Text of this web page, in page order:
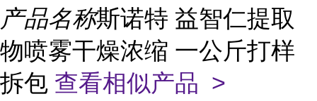
产品名称斯诺特 益智仁提取
物喷雾干燥浓缩 一公斤打样
拆包 查看相似产品 >